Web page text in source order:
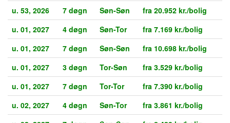
u. 53, 2026
7 døgn Søn-Søn
fra 20.952 kr./bolig
u. 01, 2027
4 døgn Søn-Tor
fra 7.169 kr./bolig
u. 01, 2027
7 døgn Søn-Søn
fra 10.698 kr./bolig
u. 01, 2027
3 døgn Tor-Søn
fra 3.529 kr./bolig
u. 01, 2027
7 døgn Tor-Tor
fra 7.390 kr./bolig
u. 02, 2027
4 døgn Søn-Tor
fra 3.861 kr./bolig